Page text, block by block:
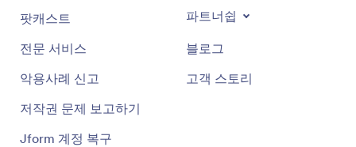
팟캐스트
전문 서비스
악용사례 신고
저작권 문제 보고하기
Jform 계정 복구
파트너쉽
블로그
고객 스토리